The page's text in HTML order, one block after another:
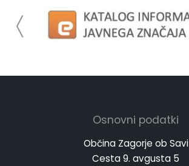
Osnovni podatki
Občina Zagorje ob Savi
Cesta 9. avgusta 5